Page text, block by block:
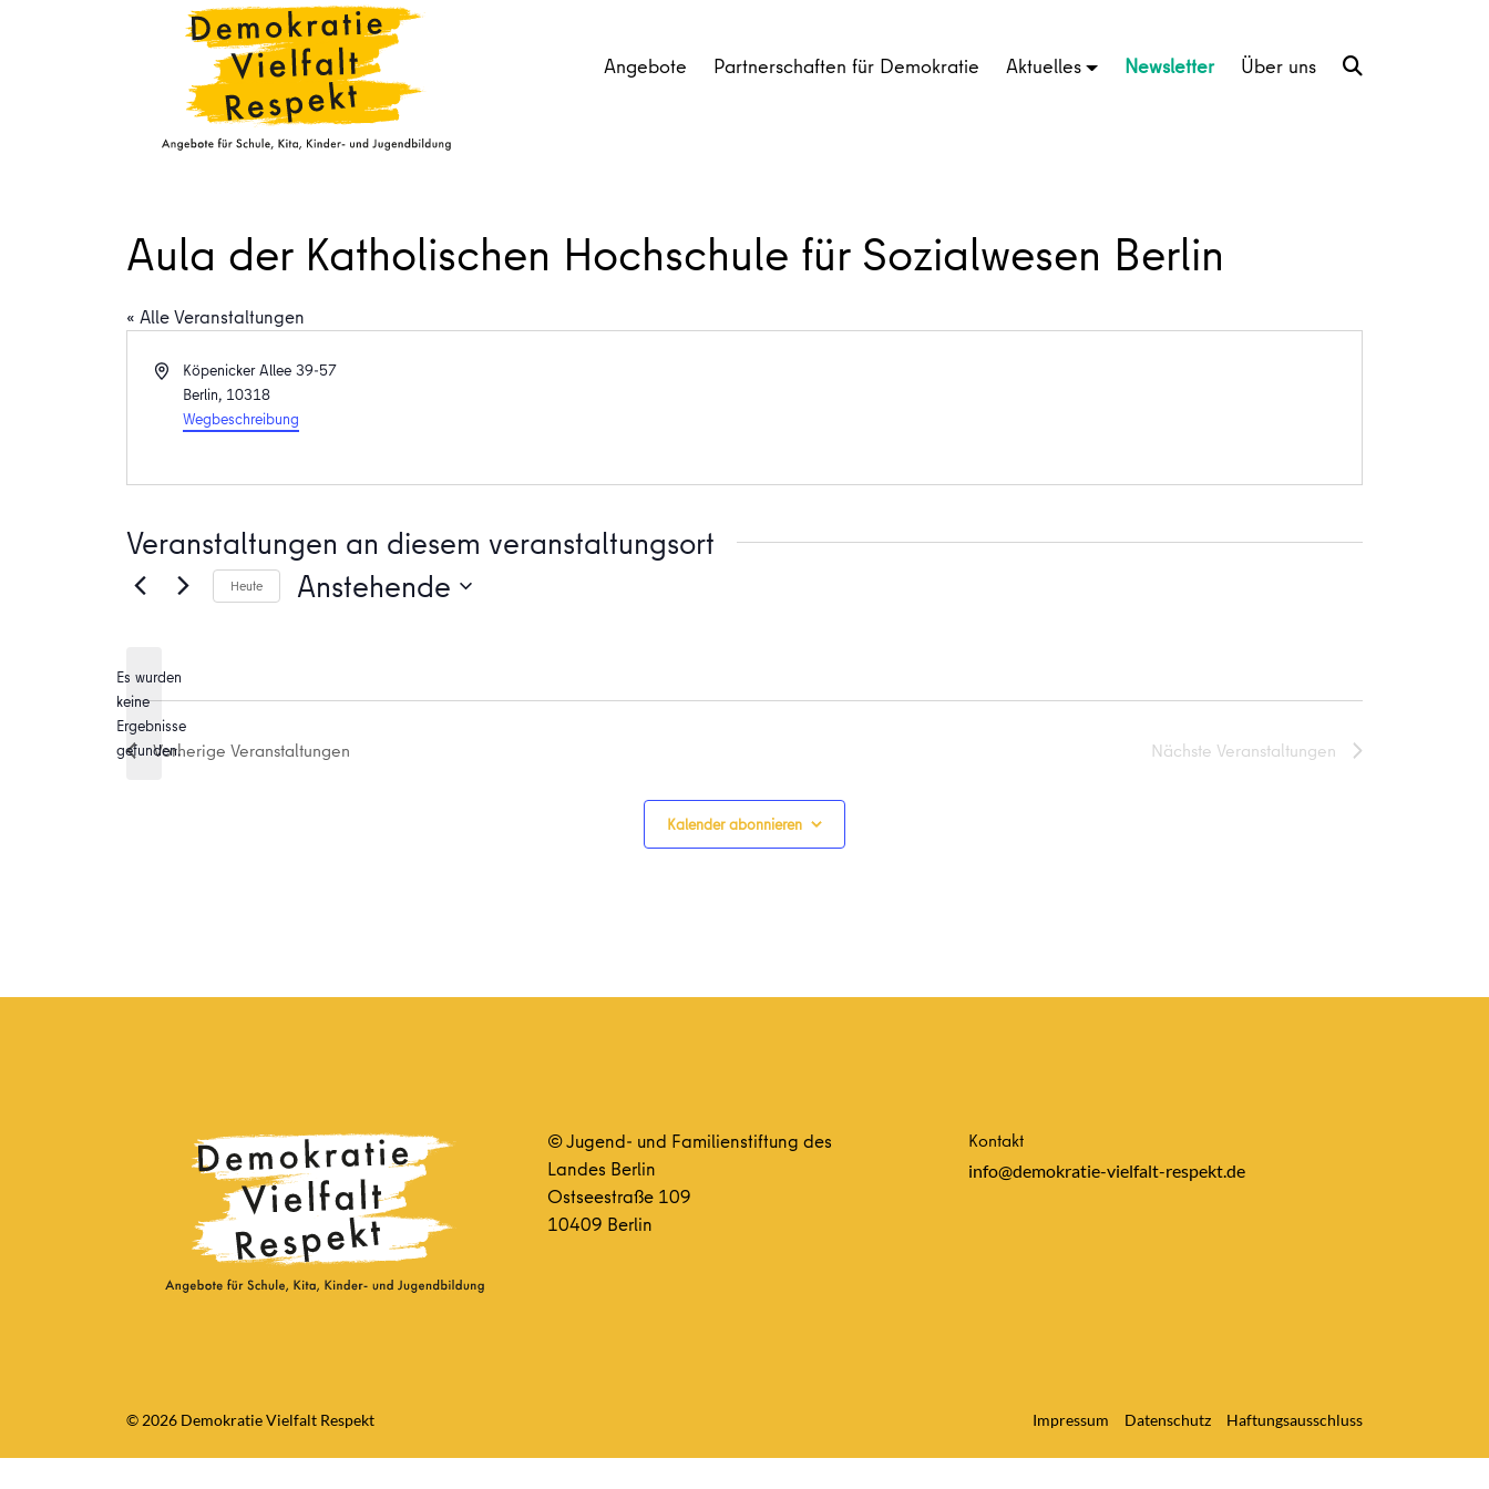
Angebote Partnerschaften für Demokratie Aktuelles Newsletter Über uns
Aula der Katholischen Hochschule für Sozialwesen Berlin
« Alle Veranstaltungen
AdresseKöpenicker Allee 39-57
Berlin, 10318
Wegbeschreibung
Veranstaltungen an diesem veranstaltungsort
Hinweis
Es wurden
keine
Ergebnisse
gefunden.
Heute Anstehende
Vorherige Veranstaltungen Nächste Veranstaltungen
Kalender abonnieren
© Jugend- und Familienstiftung des
Landes Berlin
Ostseestraße 109
10409 Berlin
Kontakt
info@demokratie-vielfalt-respekt.de
© 2026 Demokratie Vielfalt Respekt Impressum Datenschutz Haftungsausschluss